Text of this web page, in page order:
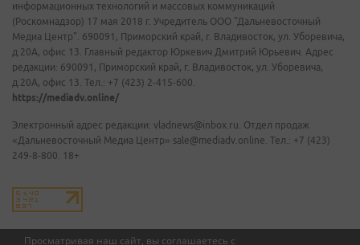
Просматривая наш сайт, вы соглашаетесь с
информационных технологий и массовых коммуникаций
(Роскомнадзор) 17 мая 2018 г. Учредитель ООО "Дальневосточный
Медиа Центр". 690091, Приморский край, г. Владивосток, ул. Уборевича,
д.20А, офис 13. Главный редактор Юркевич Дмитрий Юрьевич. Адрес
редакции: 690091, Приморский край, г. Владивосток, ул. Уборевича,
д.20А, офис 13. Тел.: +7 (423) 2-415-600.
https://mediadv.online/
Электронный адрес редакции: vladnews@inbox.ru. Отдел продаж
«Дальневосточный Медиа Центр» sale@mediadv.online. Тел.: +7 (423)
249-8-800. 18+